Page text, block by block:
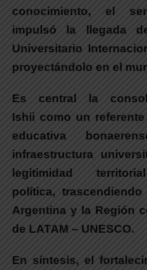
conocimiento, el
impulsó la llegada
Universitario
proyectándolo en el
Es central la
Ishii como un
educativa
infraestructura
legitimidad
política,
Argentina y la Región
de LATAM – UNESCO.
En síntesis, el